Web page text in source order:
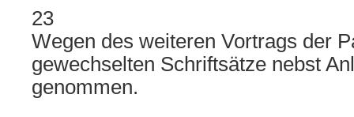
23
Wegen des weiteren Vortrags der
gewechselten Schriftsätze nebst
genommen.